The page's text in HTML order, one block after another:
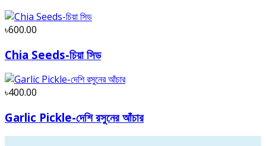
৳600.00
Chia Seeds-চিয়া সিড
৳400.00
Garlic Pickle-দেশি রসুনের আঁচার